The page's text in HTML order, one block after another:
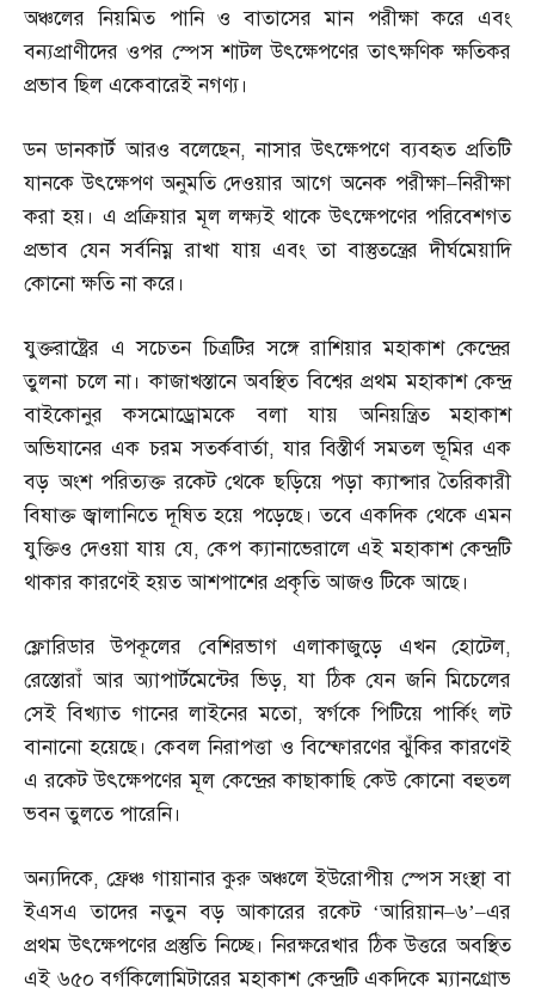
অঞ্চলের নিয়মিত পানি ও বাতাসের মান পরীক্ষা করে এবং
বন্যপ্রাণীদের ওপর স্পেস শাটল উৎক্ষেপণের তাৎক্ষণিক ক্ষতিকর
প্রভাব ছিল একেবারেই নগণ্য।
ডন ডানকার্ট আরও বলেছেন,নাসার উৎক্ষেপণে ব্যবহৃত প্রতিটি
যানকে উৎক্ষেপণ অনুমতি দেওয়ার আগে অনেক পরীক্ষা–নিরীক্ষা
করা হয়। এ প্রক্রিয়ার মূল লক্ষ্যই থাকে উৎক্ষেপণের পরিবেশগত
প্রভাব যেন সর্বনিম্ন রাখা যায় এবং তা বাস্তুতন্ত্রের দীর্ঘমেয়াদি
কোনো ক্ষতি না করে।
যুক্তরাষ্ট্রের এ সচেতন চিত্রটির সঙ্গে রাশিয়ার মহাকাশ কেন্দ্রের
তুলনা চলে না। কাজাখস্তানে অবস্থিত বিশ্বের প্রথম মহাকাশ কেন্দ্র
বাইকোনুর কসমোড্রোমকে বলা যায় অনিয়ন্ত্রিত মহাকাশ
অভিযানের এক চরম সতর্কবার্তা,যার বিস্তীর্ণ সমতল ভূমির এক
বড় অংশ পরিত্যক্ত রকেট থেকে ছড়িয়ে পড়া ক্যান্সার তৈরিকারী
বিষাক্ত জ্বালানিতে দূষিত হয়ে পড়েছে। তবে একদিক থেকে এমন
যুক্তিও দেওয়া যায় যে, কেপ ক্যানাভেরালে এই মহাকাশ কেন্দ্রটি
থাকার কারণেই হয়ত আশপাশের প্রকৃতি আজও টিকে আছে।
ফ্লোরিডার উপকূলের বেশিরভাগ এলাকাজুড়ে এখন হোটেল,
রেস্তোরাঁ আর অ্যাপার্টমেন্টের ভিড়,যা ঠিক যেন জনি মিচেলের
সেই বিখ্যাত গানের লাইনের মতো,স্বর্গকে পিটিয়ে পার্কিং লট
বানানো হয়েছে। কেবল নিরাপত্তা ও বিস্ফোরণের ঝুঁকির কারণেই
এ রকেট উৎক্ষেপণের মূল কেন্দ্রের কাছাকাছি কেউ কোনো বহুতল
ভবন তুলতে পারেনি।
অন্যদিকে, ফ্রেঞ্চ গায়ানার কুরু অঞ্চলে ইউরোপীয় স্পেস সংস্থা বা
ইএসএ তাদের নতুন বড় আকারের রকেট ‘আরিয়ান–৬’–এর
প্রথম উৎক্ষেপণের প্রস্তুতি নিচ্ছে। নিরক্ষরেখার ঠিক উত্তরে অবস্থিত
এই ৬৫০ বর্গকিলোমিটারের মহাকাশ কেন্দ্রটি একদিকে ম্যানগ্রোভ